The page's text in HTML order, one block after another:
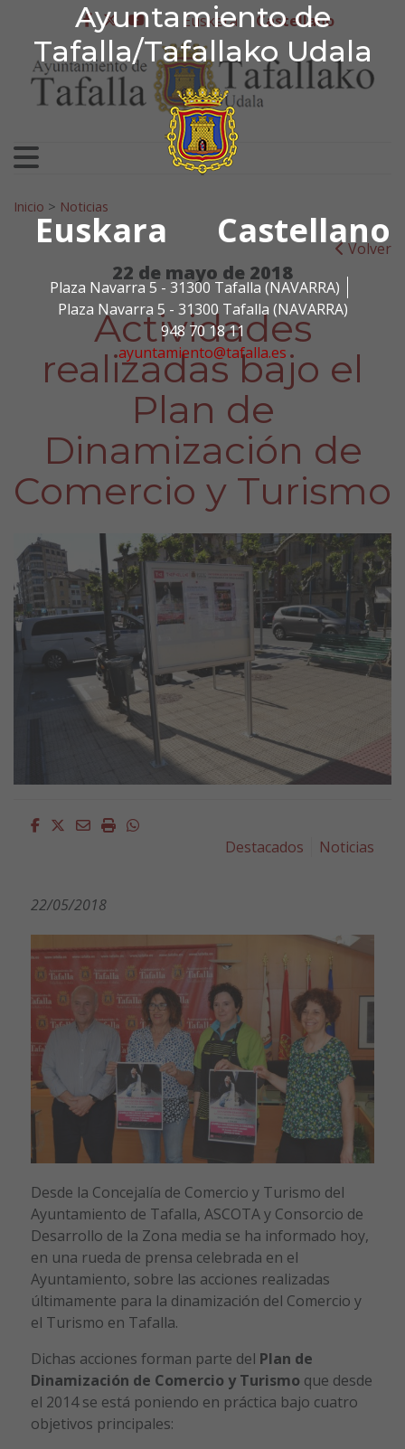
Ayuntamiento de
Tafalla/Tafallako Udala
Euskara Castellano
Plaza Navarra 5 - 31300 Tafalla (NAVARRA)
Plaza Navarra 5 - 31300 Tafalla (NAVARRA)
948 70 18 11
ayuntamiento@tafalla.es
Ir al contenido
Ayuntamiento de
facebook
twitter
youtube
Euskera Castellano
Search for:
Inicio > Noticias
Volver
22 de mayo de 2018
Actividades
realizadas bajo el
Plan de
Dinamización de
Comercio y Turismo
Facebook
Twitter
EmailImprimirWhatsapp
Destacados
Noticias
22/05/2018
Desde la Concejalía de Comercio y Turismo del
Ayuntamiento de Tafalla, ASCOTA y Consorcio de
Desarrollo de la Zona media se ha informado hoy,
en una rueda de prensa celebrada en el
Ayuntamiento, sobre las acciones realizadas
últimamente para la dinamización del Comercio y
el Turismo en Tafalla.
Dichas acciones forman parte del Plan de
Dinamización de Comercio y Turismo que desde
el 2014 se está poniendo en práctica bajo cuatro
objetivos principales: